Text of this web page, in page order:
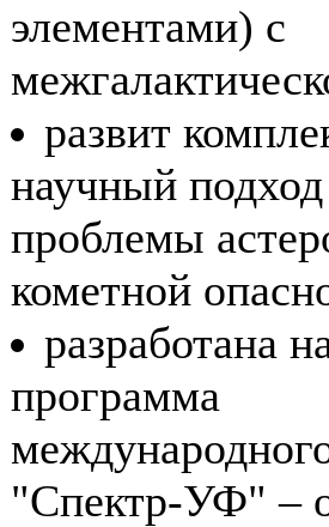
элементами) с
развит
научный
проблемы
кометной
разработана
программа
"Спектр-УФ" –